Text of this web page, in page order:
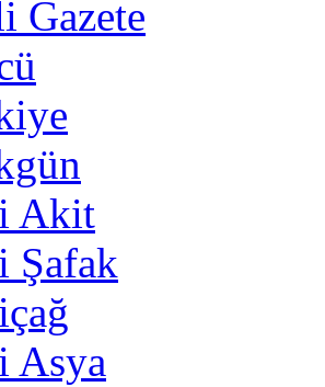
Gazete
Akit
Şafak
Asya